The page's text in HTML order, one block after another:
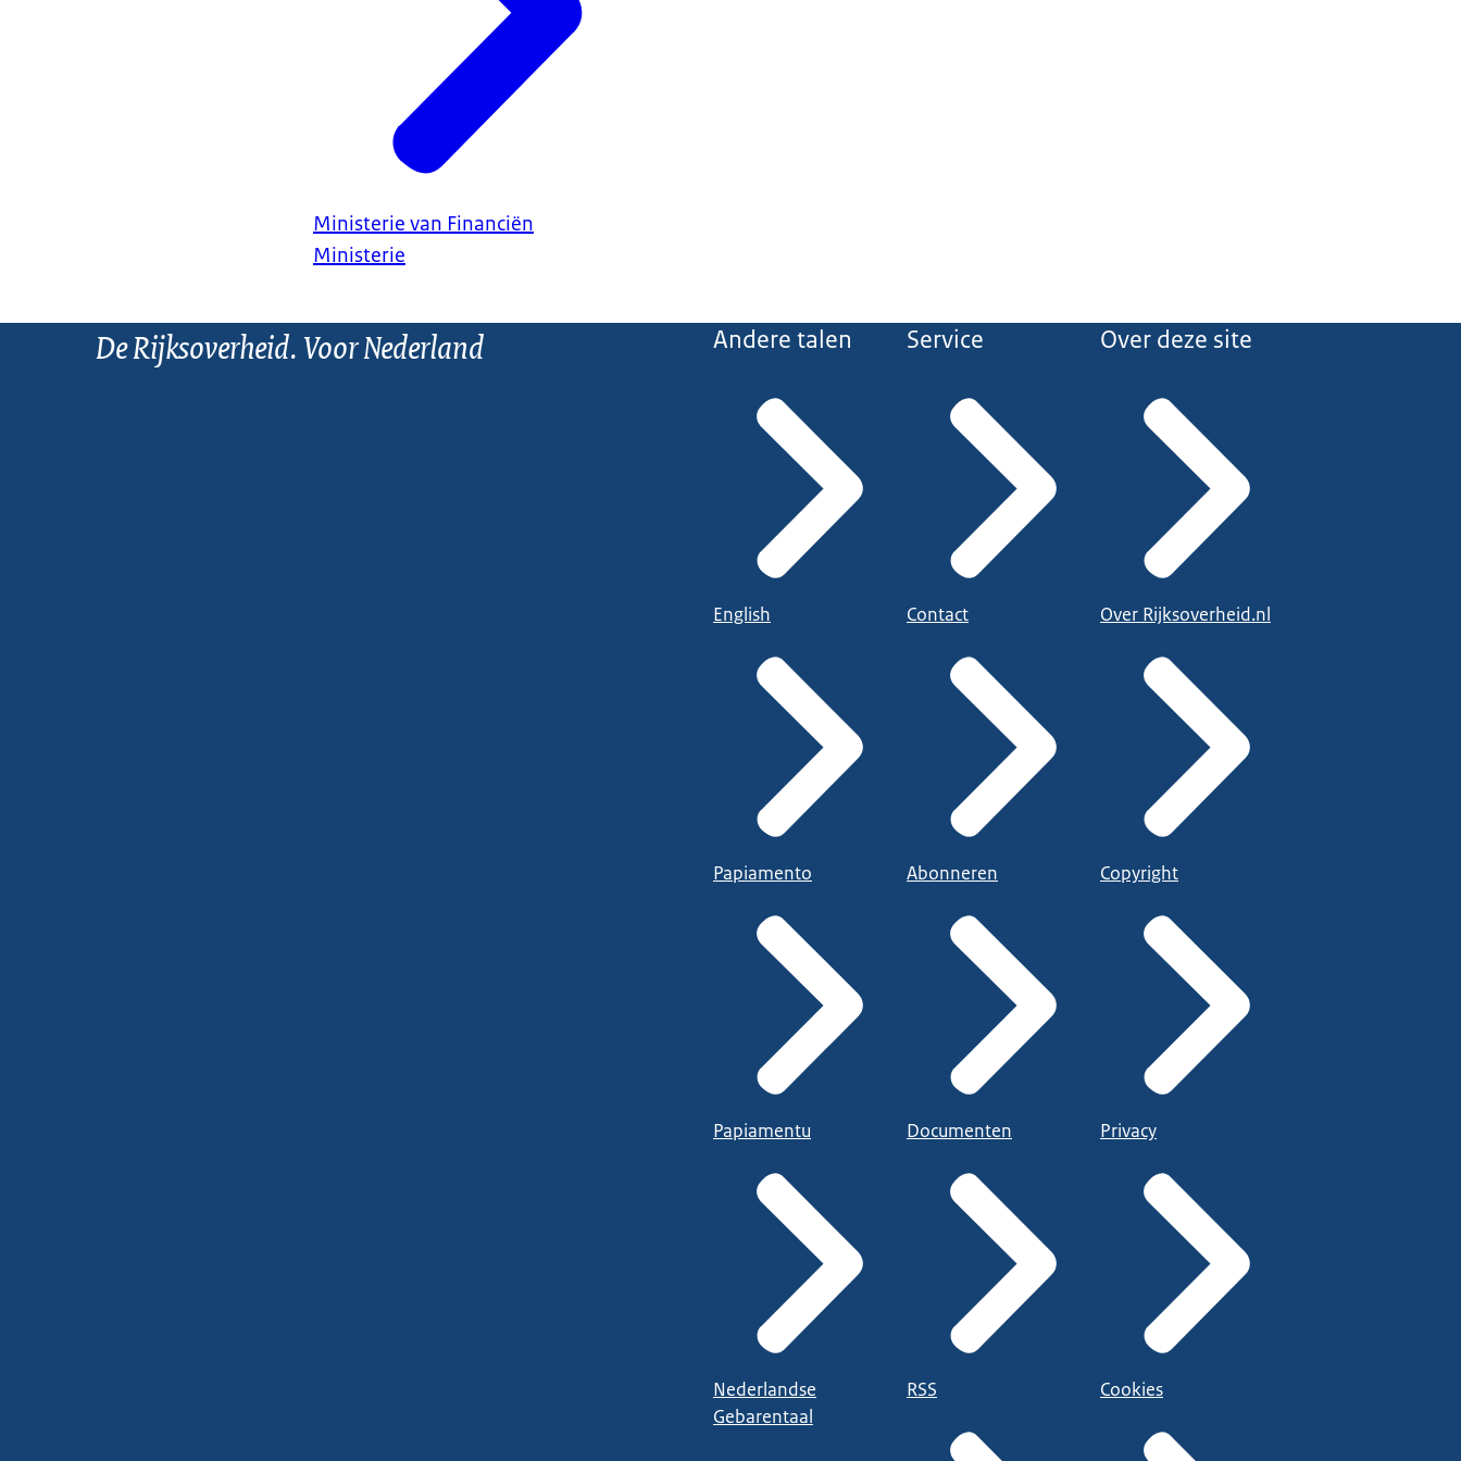
Ministerie van Financiën
Ministerie
De Rijksoverheid. Voor Nederland Andere talen
English
Papiamento
Papiamentu
Nederlandse
Gebarentaal
Service
Contact
Abonneren
Documenten
RSS
Over deze site
Over Rijksoverheid.nl
Copyright
Privacy
Cookies